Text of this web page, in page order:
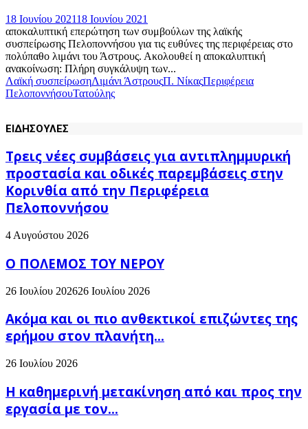
18 Ιουνίου 202118 Ιουνίου 2021
αποκαλυπτική επερώτηση των συμβούλων της λαϊκής
συσπείρωσης Πελοποννήσου για τις ευθύνες της περιφέρειας στο
πολύπαθο λιμάνι του Άστρους. Ακολουθεί η αποκαλυπτική
ανακοίνωση: Πλήρη συγκάλυψη των...
Λαϊκή συσπείρωσηΛιμάνι ΆστρουςΠ. ΝίκαςΠεριφέρεια
ΠελοποννήσουΤατούλης
ΕΙΔΗΣΟΥΛΕΣ
Τρεις νέες συμβάσεις για αντιπλημμυρική
προστασία και οδικές παρεμβάσεις στην
Κορινθία από την Περιφέρεια
Πελοποννήσου
4 Αυγούστου 2026
Ο ΠΟΛΕΜΟΣ ΤΟΥ ΝΕΡΟΥ
26 Ιουλίου 202626 Ιουλίου 2026
Ακόμα και οι πιο ανθεκτικοί επιζώντες της
ερήμου στον πλανήτη...
26 Ιουλίου 2026
H καθημερινή μετακίνηση από και προς την
εργασία με τον...